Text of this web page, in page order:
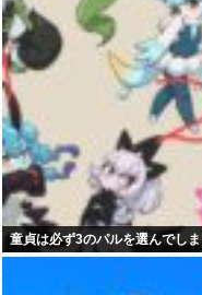
童貞は必ず3のパルを選んでし